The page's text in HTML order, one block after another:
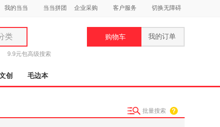
我的当当 当当拼团 企业采购 客户服务 切换无障碍
类
9.9元包高级搜索
购物车 我的订单
创 毛边本
批量搜索